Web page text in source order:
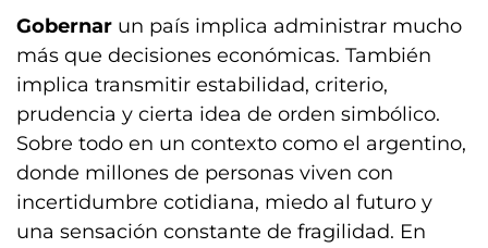
Gobernar un país implica administrar mucho
más que decisiones económicas. También
implica transmitir estabilidad, criterio,
prudencia y cierta idea de orden simbólico.
Sobre todo en un contexto como el argentino,
donde millones de personas viven con
incertidumbre cotidiana, miedo al futuro y
una sensación constante de fragilidad. En